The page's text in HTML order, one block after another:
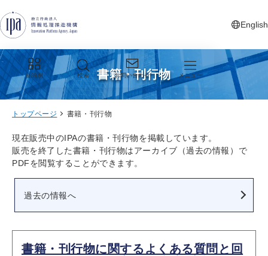
English
新しいタ
目的別 検索 お問い合わせ メニュー
書籍・刊行物
トップページ 書籍・刊行物
現在販売中のIPAの書籍・刊行物を掲載しています。
販売を終了した書籍・刊行物はアーカイブ（過去の情報）で
PDFを閲覧することができます。
過去の情報へ
書籍・刊行物に関するよくある質問と回